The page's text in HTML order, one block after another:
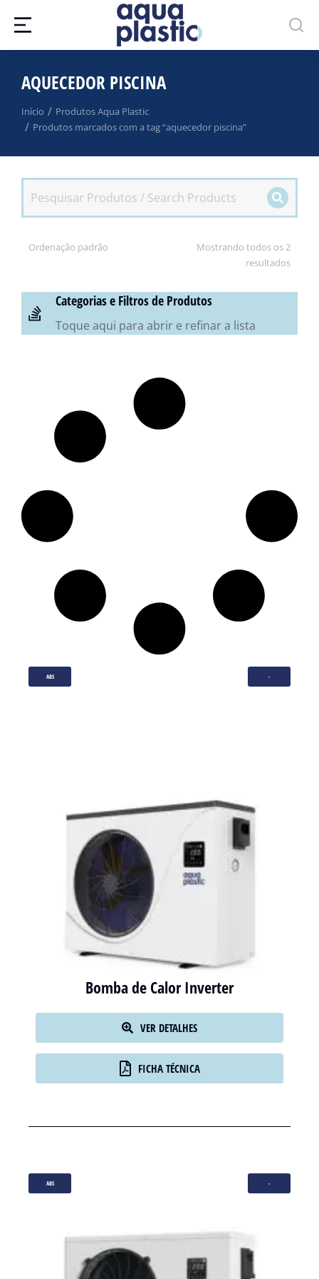
AQUECEDOR PISCINA
Você está aqui:
Início
Produtos Aqua Plastic
Produtos marcados com a tag “aquecedor piscina”
Mostrando todos os 2
resultados
Categorias e Filtros de Produtos
Toque aqui para abrir e refinar a lista
ABS -
Bomba de Calor Inverter
VER DETALHES
FICHA TÉCNICA
ABS -